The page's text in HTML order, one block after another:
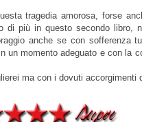
tragedia amorosa, forse
di più in questo secondo libro,
anche se con sofferenza
un momento adeguato e con la
ma con i dovuti accorgimenti